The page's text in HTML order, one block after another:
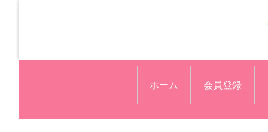
ホーム 会員登録